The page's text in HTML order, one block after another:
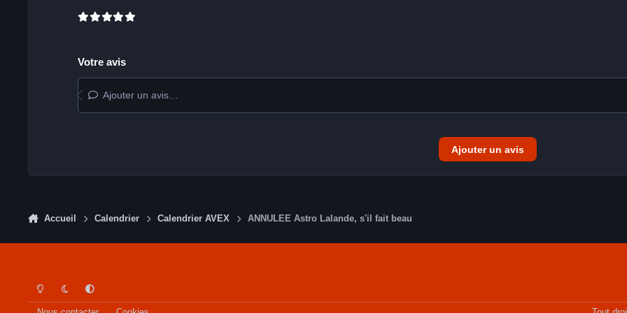
Votre avis
Ajouter un avis…
Ajouter un avis
Accueil Calendrier Calendrier AVEX ANNULEE Astro Lalande, s'il fait beau
Light ModeDark ModeSystem Preference